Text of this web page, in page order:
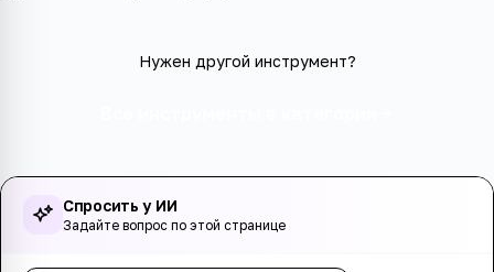
Нужен другой инструмент?
Спросить у ИИ
Задайте вопрос по этой странице